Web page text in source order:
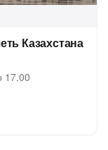
Казахстана
17.00